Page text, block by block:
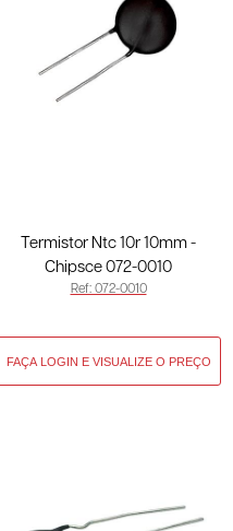
Termistor Ntc 10r 10mm -
Chipsce 072-0010
Ref: 072-0010